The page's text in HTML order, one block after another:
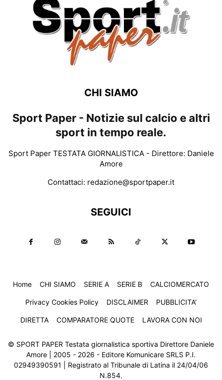
CHI SIAMO
Sport Paper - Notizie sul calcio e altri
sport in tempo reale.
Sport Paper TESTATA GIORNALISTICA - Direttore: Daniele
Amore
Contattaci: redazione@sportpaper.it
SEGUICI
Home CHI SIAMO SERIE A SERIE B CALCIOMERCATO
Privacy Cookies Policy DISCLAIMER PUBBLICITA’
DIRETTA COMPARATORE QUOTE LAVORA CON NOI
© SPORT PAPER Testata giornalistica sportiva Direttore Daniele
Amore | 2005 - 2026 - Editore Komunicare SRLS P.I.
02949390591 | Registrato al Tribunale di Latina il 24/04/06
N.854.